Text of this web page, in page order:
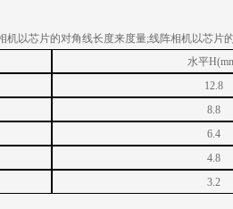
机以芯片的对角线长度来度量;线阵相机以芯片
水平
12.8
8.8
6.4
4.8
3.2